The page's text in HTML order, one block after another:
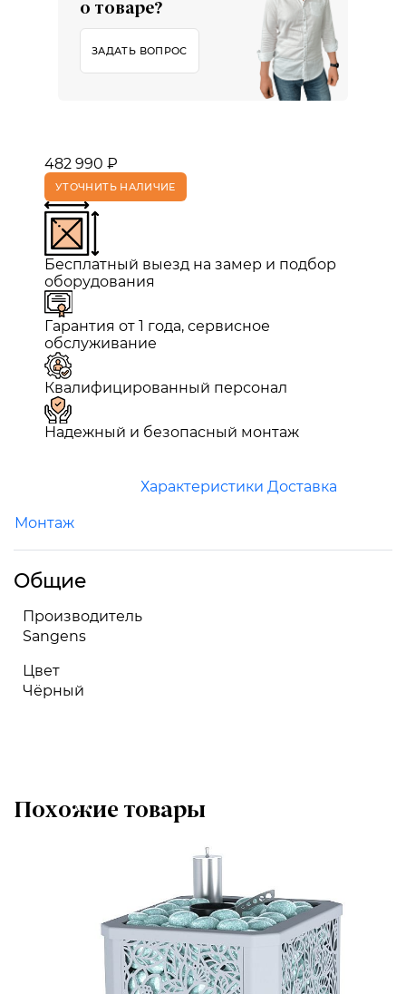
о товаре?
ЗАДАТЬ ВОПРОС
482 990 ₽
УТОЧНИТЬ НАЛИЧИЕ
Бесплатный выезд на замер и подбор
оборудования
Гарантия от 1 года, сервисное
обслуживание
Квалифицированный персонал
Надежный и безопасный монтаж
Характеристики Доставка
Монтаж
Общие
Производитель
Sangens
Цвет
Чёрный
Похожие товары